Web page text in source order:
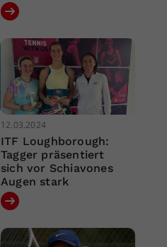
12.03.2024
ITF Loughborough:
Tagger präsentiert
sich vor Schiavones
Augen stark